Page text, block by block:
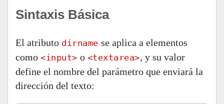
Sintaxis Básica
El atributo dirname se aplica a elementos
como <input> o <textarea>, y su valor
define el nombre del parámetro que enviará la
dirección del texto: